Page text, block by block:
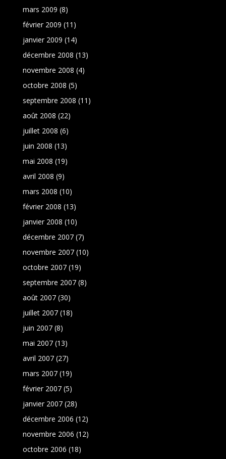
mars 2009 (8)
février 2009 (11)
janvier 2009 (14)
décembre 2008 (13)
novembre 2008 (4)
octobre 2008 (5)
septembre 2008 (11)
août 2008 (22)
juillet 2008 (6)
juin 2008 (13)
mai 2008 (19)
avril 2008 (9)
mars 2008 (10)
février 2008 (13)
janvier 2008 (10)
décembre 2007(7)
novembre 2007(10)
octobre 2007(19)
septembre 2007(8)
août 2007(30)
juillet 2007(18)
juin 2007(8)
mai 2007(13)
avril 2007(27)
mars 2007(19)
février 2007(5)
janvier 2007(28)
décembre 2006 (12)
novembre 2006 (12)
octobre 2006 (18)